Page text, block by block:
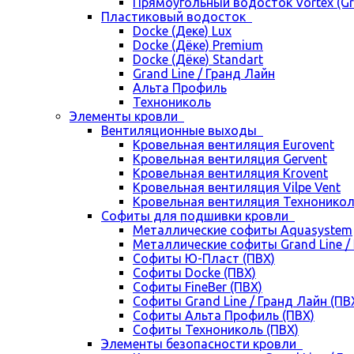
Пластиковый водосток
Docke (Деке) Lux
Docke (Дёке) Premium
Docke (Дёке) Standart
Grand Line / Гранд Лайн
Альта Профиль
Технониколь
Элементы кровли
Вентиляционные выходы
Кровельная вентиляция Eurovent
Кровельная вентиляция Gervent
Кровельная вентиляция Krovent
Кровельная вентиляция Vilpe Vent
Кровельная вентиляция
Cофиты для подшивки кровли
Металлические софиты Aquasystem
Металлические софиты Grand Line /
Софиты Ю-Пласт (ПВХ)
Софиты Docke (ПВХ)
Софиты FineBer (ПВХ)
Софиты Grand Line / Гранд Лайн
Софиты Альта Профиль (ПВХ)
Софиты Технониколь (ПВХ)
Элементы безопасности кровли